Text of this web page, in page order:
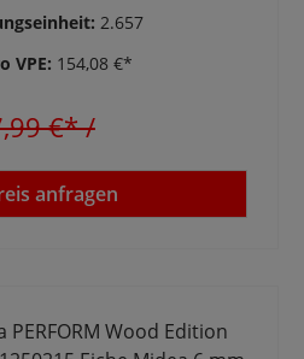
2.657
VPE: 154,08 €*
€*/
anfragen